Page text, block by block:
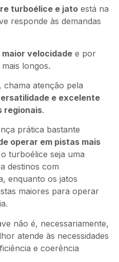
turboélice e jato está na
responde às demandas
maior velocidade e por
longos.
atenção pela
e excelente
regionais.
prática bastante
operar em pistas mais
turboélice seja uma
destinos com
enquanto os jatos
maiores para operar
não é, necessariamente,
atende às necessidades
e coerência